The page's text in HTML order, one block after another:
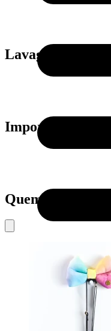
Lavagem
Importante:
Quem viu este